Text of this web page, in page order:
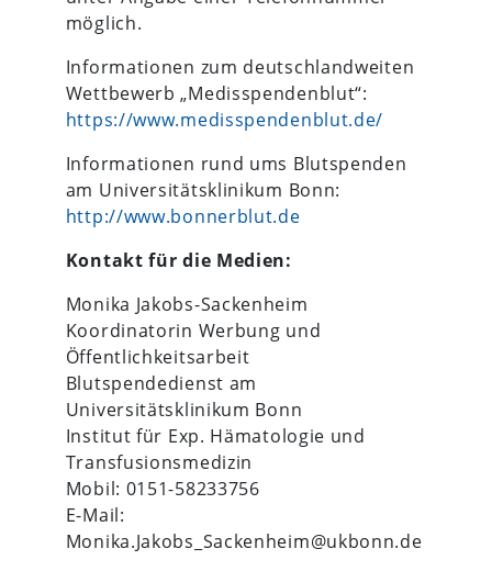
möglich.
Informationen zum deutschlandweiten
Wettbewerb „Medisspendenblut“:
https://www.medisspendenblut.de/
Informationen rund ums Blutspenden
am Universitätsklinikum Bonn:
http://www.bonnerblut.de
Kontakt für die Medien:
Monika Jakobs-Sackenheim
Koordinatorin Werbung und
Öffentlichkeitsarbeit
Blutspendedienst am
Universitätsklinikum Bonn
Institut für Exp. Hämatologie und
Transfusionsmedizin
Mobil: 0151-58233756
E-Mail:
Monika.Jakobs_Sackenheim@ukbonn.de